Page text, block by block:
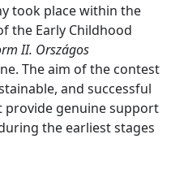
took place within the
the Early Childhood
II. Országos
The aim of the contest
and successful
provide genuine support
the earliest stages